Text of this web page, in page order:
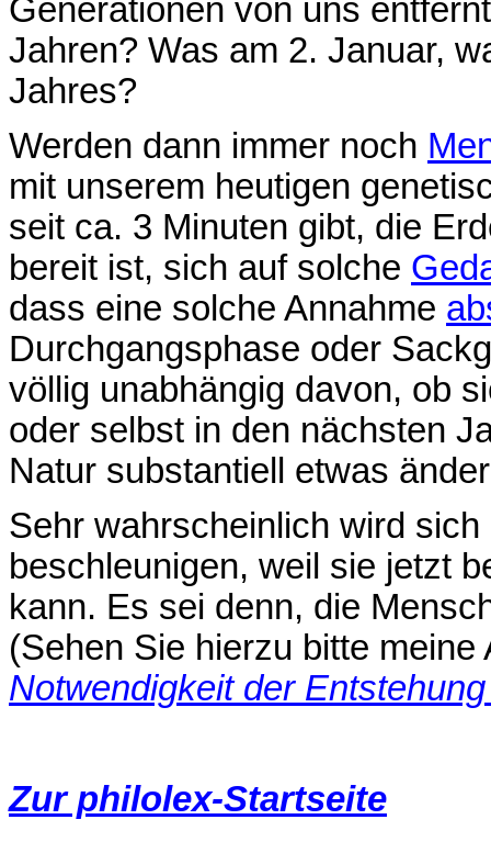
Generationen von uns
Jahren? Was am 2. Januar,
Jahres?
Werden dann immer noch
mit unserem heutigen
seit ca. 3 Minuten gibt, die
bereit ist, sich auf solche
dass eine solche Annahme
Durchgangsphase oder
völlig unabhängig davon, ob
oder selbst in den nächsten
Natur substantiell etwas
Sehr wahrscheinlich wird
beschleunigen, weil sie jetzt
kann. Es sei denn, die
(Sehen Sie hierzu bitte
Notwendigkeit der
Zur philolex-Startseite